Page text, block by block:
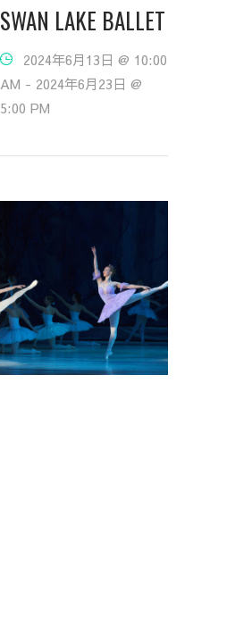
SWAN LAKE BALLET
2024年6月13日 @ 10:00
AM - 2024年6月23日 @
5:00 PM